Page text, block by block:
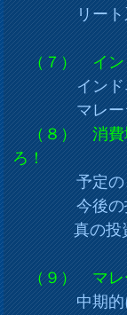
リート系、
（７） インド
インドネシ
マレーシア
（８） 消費増
ろ！
予定のコラ
今後の投資
真の投資方
（９） マレ
中期的に